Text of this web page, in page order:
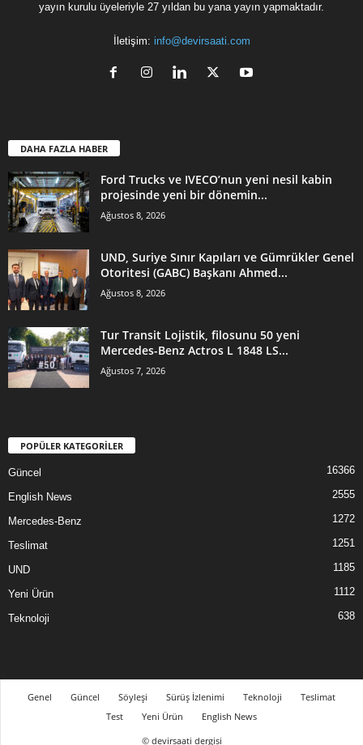
yayın kurulu üyeleriyle 27 yıldan bu yana yayın yapmaktadır.
İletişim: info@devirsaati.com
DAHA FAZLA HABER
Ford Trucks ve IVECO’nun yeni nesil kabin
projesinde yeni bir dönemin...
Ağustos 8, 2026
UND, Suriye Sınır Kapıları ve Gümrükler Genel
Otoritesi (GABC) Başkanı Ahmed...
Ağustos 8, 2026
Tur Transit Lojistik, filosunu 50 yeni
Mercedes-Benz Actros L 1848 LS...
Ağustos 7, 2026
POPÜLER KATEGORİLER
Güncel 16366
English News 2555
Mercedes-Benz 1272
Teslimat 1251
UND 1185
Yeni Ürün 1112
Teknoloji 638
Genel Güncel Söyleşi Sürüş İzlenimi Teknoloji
Teslimat
Test
Yeni Ürün
English News
© devirsaati dergisi